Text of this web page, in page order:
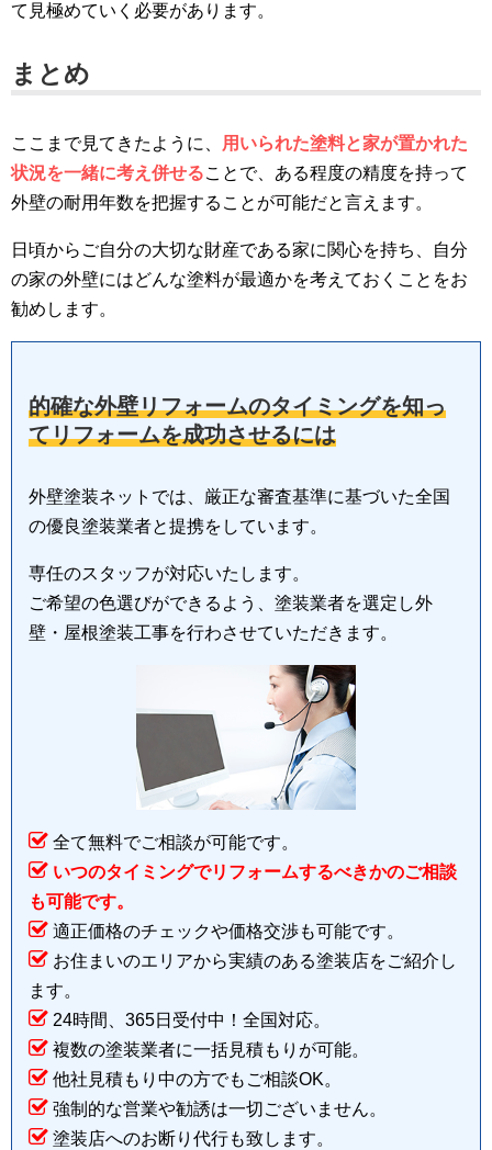
て見極めていく必要があります。
まとめ
ここまで見てきたように、
用いられた塗料と家が置かれた
状況を一緒に考え併せることで、ある程度の精度を持って
外壁の耐用年数を把握することが可能だと言えます。
日頃からご自分の大切な財産である家に関心を持ち、自分
の家の外壁にはどんな塗料が最適かを考えておくことをお
勧めします。
的確な外壁リフォームのタイミングを知っ
てリフォームを成功させるには
外壁塗装ネットでは、厳正な審査基準に基づいた全国
の優良塗装業者と提携をしています。
専任のスタッフが対応いたします。
ご希望の色選びができるよう、塗装業者を選定し外
壁・屋根塗装工事を行わさせていただきます。
全て無料でご相談が可能です。
いつのタイミングでリフォームするべきかのご相談
も可能です。
適正価格のチェックや価格交渉も可能です。
お住まいのエリアから実績のある塗装店をご紹介し
ます。
24時間、365日受付中！全国対応。
複数の塗装業者に一括見積もりが可能。
他社見積もり中の方でもご相談OK。
強制的な営業や勧誘は一切ございません。
塗装店へのお断り代行も致します。